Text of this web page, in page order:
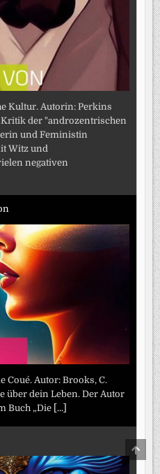
Kultur. Autorin: Perkins
der "androzentrischen
und Feministin
Witz und
negativen
Coué. Autor: Brooks, C.
über dein Leben. Der Autor
Buch „Die [...]
TO
TOP